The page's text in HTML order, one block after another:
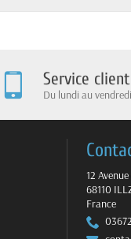
Service client
Du lundi au
12
68110
France